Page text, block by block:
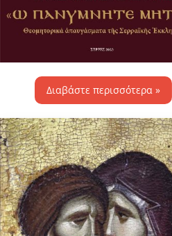
Διαβάστε περισσότερα »